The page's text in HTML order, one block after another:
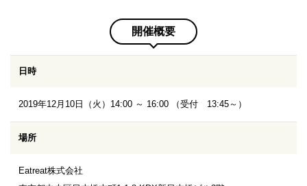
開催概要
日時
2019年12月10日（火）14:00 ～ 16:00 （受付 13:45～）
場所
Eatreat株式会社